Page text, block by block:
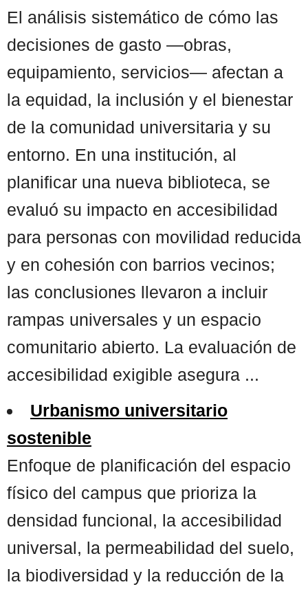
El análisis sistemático de cómo las
decisiones de gasto —obras,
equipamiento, servicios— afectan a
la equidad, la inclusión y el bienestar
de la comunidad universitaria y su
entorno. En una institución, al
planificar una nueva biblioteca, se
evaluó su impacto en accesibilidad
para personas con movilidad reducida
y en cohesión con barrios vecinos;
las conclusiones llevaron a incluir
rampas universales y un espacio
comunitario abierto. La evaluación de
accesibilidad exigible asegura ...
Urbanismo universitario
sostenible
Enfoque de planificación del espacio
físico del campus que prioriza la
densidad funcional, la accesibilidad
universal, la permeabilidad del suelo,
la biodiversidad y la reducción de la